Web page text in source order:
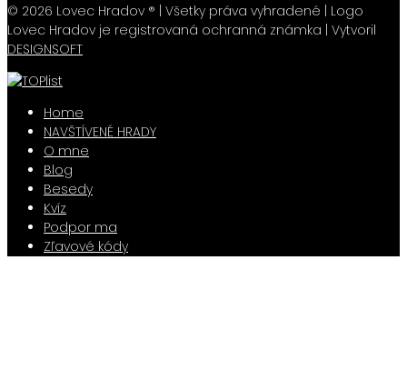
© 2026 Lovec Hradov ® | Všetky práva vyhradené | Logo
Lovec Hradov je registrovaná ochranná známka | Vytvoril
DESIGNSOFT
Home
NAVŠTÍVENÉ HRADY
O mne
Blog
Besedy
Kvíz
Podpor ma
Zľavové kódy